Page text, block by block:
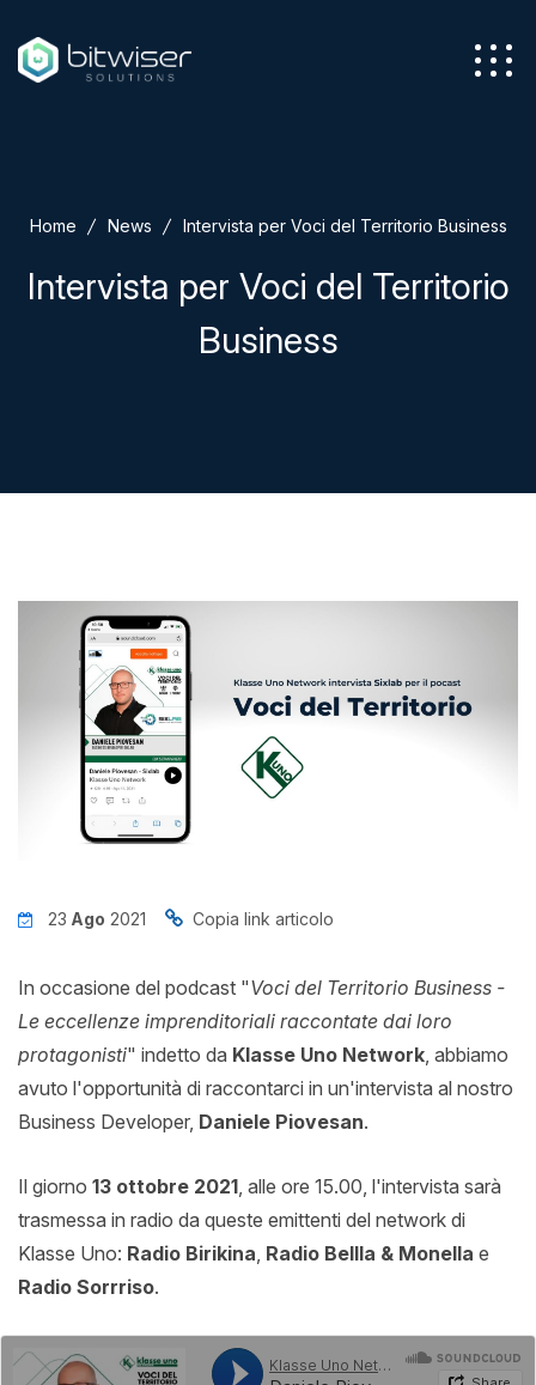
Servizi
Insights
Contatti
Home News Intervista per Voci del Territorio Business
Intervista per Voci del Territorio
Business
23 Ago 2021 Copia link articolo
In occasione del podcast "Voci del Territorio Business -
Le eccellenze imprenditoriali raccontate dai loro
protagonisti" indetto da Klasse Uno Network, abbiamo
avuto l'opportunità di raccontarci in un'intervista al nostro
Business Developer, Daniele Piovesan.
Il giorno 13 ottobre 2021, alle ore 15.00, l'intervista sarà
trasmessa in radio da queste emittenti del network di
Klasse Uno: Radio Birikina, Radio Bellla & Monella e
Radio Sorrriso.